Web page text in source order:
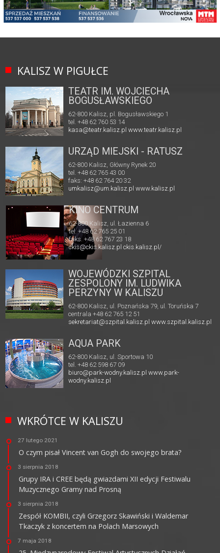
KALISZ W PIGUŁCE
TEATR IM. WOJCIECHA
BOGUSŁAWSKIEGO
62-800 Kalisz, pl. Bogusławskiego 1
tel. +48 62 760 53 14
kasa@teatr.kalisz.pl www.teatr.kalisz.pl
URZĄD MIEJSKI - RATUSZ
62-800 Kalisz, Główny Rynek 20
tel. +48 62 765 43 00
faks: +48 62 764 20 32
umkalisz@um.kalisz.plwww.kalisz.pl
KINO CENTRUM
62-800 Kalisz, ul. Łazienna 6
tel. +48 62 765 25 01
faks. +48 62 767 23 18
ckis@ckis.kalisz.pl ckis.kalisz.pl/
WOJEWÓDZKI SZPITAL
ZESPOLONY IM. LUDWIKA
PERZYNY W KALISZU
62-800 Kalisz, ul. Poznańska 79, ul. Toruńska 7
centrala +48 62 765 12 51
sekretariat@szpital.kalisz.pl www.szpital.kalisz.pl
AQUA PARK
62-800 Kalisz, ul. Sportowa 10
tel. +48 62 598 67 09
biuro@park-wodny.kalisz.pl www.park-
wodny.kalisz.pl
WKRÓTCE W KALISZU
27 lutego 2021
O czym pisał Vincent van Gogh do swojego brata?
3 sierpnia 2018
Grupy IRA i CREE będą gwiazdami XII edycji Festiwalu
Muzycznego Gramy nad Prosną
3 sierpnia 2018
Zespół KOMBII, czyli Grzegorz Skawiński i Waldemar
Tkaczyk z koncertem na Polach Marsowych
7 maja 2018